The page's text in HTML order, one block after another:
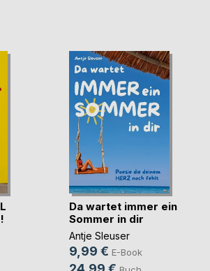
Da wartet immer ein
Sommer in dir
Antje Sleuser
9,99 € E-Book